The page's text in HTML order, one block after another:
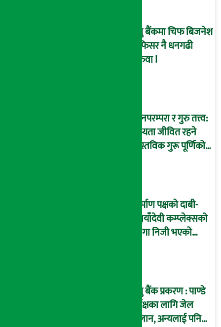
प्रभु बैंकमा चिफ बिजनेश
अफिसर नै धनगढी
सरुवा !
ज्ञानपरम्परा र गुरु तत्त्व:
सभ्यता जीवित रहने
वास्तविक गुरू पूर्णिको
निर्माण पक्षको दाबी-
‘छायाँदेवी कम्प्लेक्सको
जग्गा निजी भएको
प्रभु बैंक प्रकरण : पाण्डे
पूर्पक्षका लागि जेल
चलान, अन्यलाई पनि